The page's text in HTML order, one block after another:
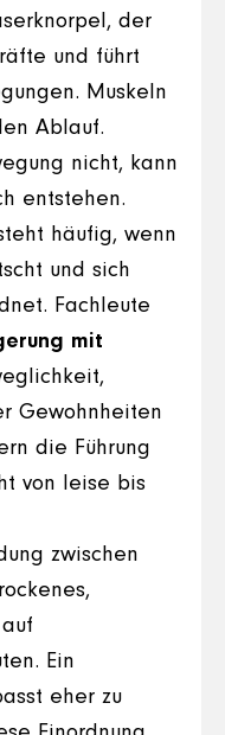
der
und führt
Muskeln
Ablauf.
nicht, kann
entstehen.
häufig, wenn
und sich
Fachleute
mit
Gewohnheiten
die Führung
von leise bis
zwischen
Ein
eher zu